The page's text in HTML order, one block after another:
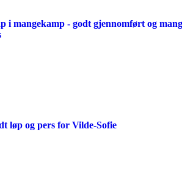
i mangekamp - godt gjennomført og
løp og pers for Vilde-Sofie